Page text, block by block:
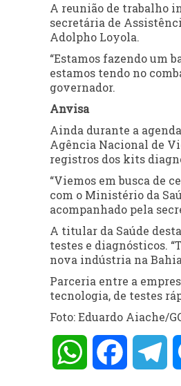
A reunião de trabalho
secretária de
Adolpho Loyola.
“Estamos fazendo um
estamos tendo no
governador.
Anvisa
Ainda durante a
Agência Nacional de
registros dos kits
“Viemos em busca de
com o Ministério da
acompanhado pela
A titular da Saúde
testes e diagnósticos.
nova indústria na
Parceria entre a
tecnologia, de testes
Foto: Eduardo Aiache/
WhatsAppFacebook